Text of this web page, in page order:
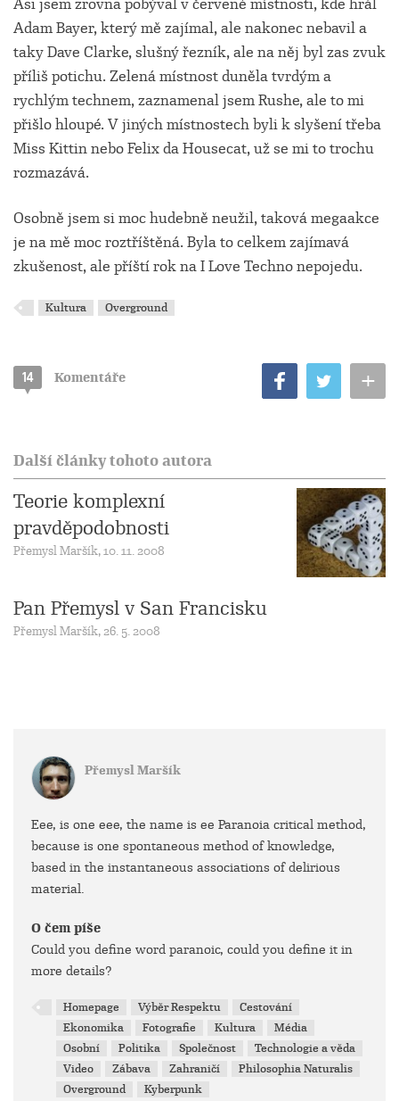
Asi jsem zrovna pobýval v červené místnosti, kde hrál
Adam Bayer, který mě zajímal, ale nakonec nebavil a
taky Dave Clarke, slušný řezník, ale na něj byl zas zvuk
příliš potichu. Zelená místnost duněla tvrdým a
rychlým technem, zaznamenal jsem Rushe, ale to mi
přišlo hloupé. V jiných místnostech byli k slyšení třeba
Miss Kittin nebo Felix da Housecat, už se mi to trochu
rozmazává.
Osobně jsem si moc hudebně neužil, taková megaakce
je na mě moc roztříštěná. Byla to celkem zajímavá
zkušenost, ale příští rok na I Love Techno nepojedu.
Kultura Overground
14 Komentáře +
Další články tohoto autora
Teorie komplexní
pravděpodobnosti
Přemysl Maršík, 10. 11. 2008
Pan Přemysl v San Francisku
Přemysl Maršík, 26. 5. 2008
Přemysl Maršík
Eee, is one eee, the name is ee Paranoia critical method,
because is one spontaneous method of knowledge,
based in the instantaneous associations of delirious
material.
O čem píše
Could you define word paranoic, could you define it in
more details?
Homepage Výběr Respektu
Cestování
Ekonomika
Fotografie Kultura
Média
Osobní
Politika Společnost
Technologie a věda
Video
Zábava Zahraničí
Philosophia Naturalis
Overground
Kyberpunk